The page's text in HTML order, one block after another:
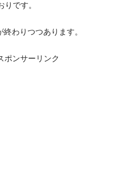
です。
わりつつあります。
ポンサーリンク